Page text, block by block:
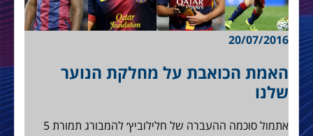
20/07/2016
האמת הכואבת על מחלקת הנוער
שלנו
אתמול סוכמה ההעברה של חלילוביץ׳ להמבורג תמורת 5